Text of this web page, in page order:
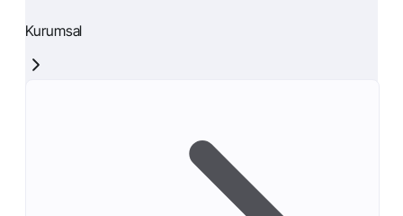
Kurumsal